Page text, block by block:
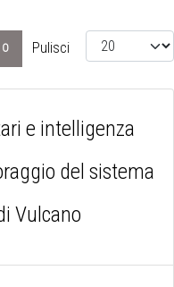
Pulisci Visualizza #
e intelligenza
del sistema
Vulcano